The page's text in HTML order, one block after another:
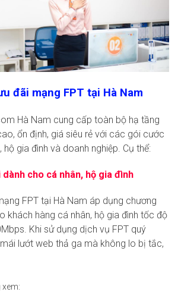
đãi mạng FPT tại Hà Nam
Hà Nam cung cấp toàn bộ hạ tầng
ổn định, giá siêu rẻ với các gói cước
gia đình và doanh nghiệp. Cụ thể:
cho cá nhân, hộ gia đình
FPT tại Hà Nam áp dụng chương
khách hàng cá nhân, hộ gia đình tốc độ
Khi sử dụng dịch vụ FPT quý
lướt web thả ga mà không lo bị tắc,
xem: